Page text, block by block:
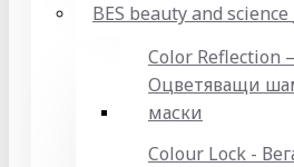
BES beauty and science
Color Reflection –
Оцветяващи
маски
Colour Lock -